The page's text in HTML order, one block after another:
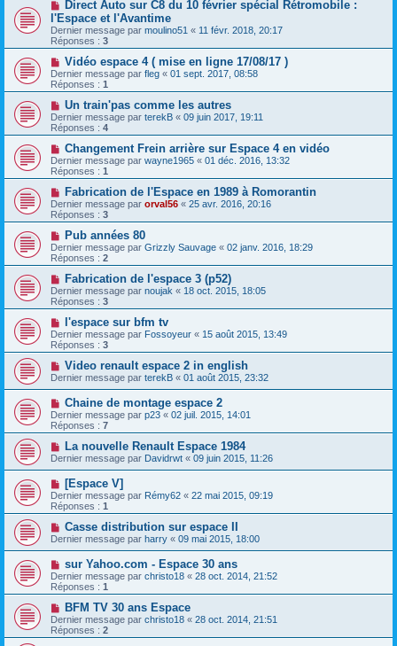
Direct Auto sur C8 du 10 février spécial Rétromobile :
l'Espace et l'Avantime
Dernier message par moulino51 « 11 févr. 2018, 20:17
Réponses : 3
Vidéo espace 4 ( mise en ligne 17/08/17 )
Dernier message par fleg « 01 sept. 2017, 08:58
Réponses : 1
Un train'pas comme les autres
Dernier message par terekB « 09 juin 2017, 19:11
Réponses : 4
Changement Frein arrière sur Espace 4 en vidéo
Dernier message par wayne1965 « 01 déc. 2016, 13:32
Réponses : 1
Fabrication de l'Espace en 1989 à Romorantin
Dernier message par orval56 « 25 avr. 2016, 20:16
Réponses : 3
Pub années 80
Dernier message par Grizzly Sauvage « 02 janv. 2016, 18:29
Réponses : 2
Fabrication de l'espace 3 (p52)
Dernier message par noujak « 18 oct. 2015, 18:05
Réponses : 3
l'espace sur bfm tv
Dernier message par Fossoyeur « 15 août 2015, 13:49
Réponses : 3
Video renault espace 2 in english
Dernier message par terekB « 01 août 2015, 23:32
Chaine de montage espace 2
Dernier message par p23 « 02 juil. 2015, 14:01
Réponses : 7
La nouvelle Renault Espace 1984
Dernier message par Davidrwt « 09 juin 2015, 11:26
[Espace V]
Dernier message par Rémy62 « 22 mai 2015, 09:19
Réponses : 1
Casse distribution sur espace II
Dernier message par harry « 09 mai 2015, 18:00
sur Yahoo.com - Espace 30 ans
Dernier message par christo18 « 28 oct. 2014, 21:52
Réponses : 1
BFM TV 30 ans Espace
Dernier message par christo18 « 28 oct. 2014, 21:51
Réponses : 2